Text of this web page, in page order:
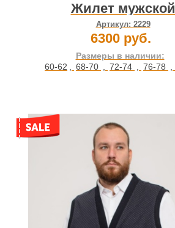
Жилет мужской
Артикул: 2229
6300 руб.
Размеры в наличии:
60-62 , 68-70 , 72-74 , 76-78 ,